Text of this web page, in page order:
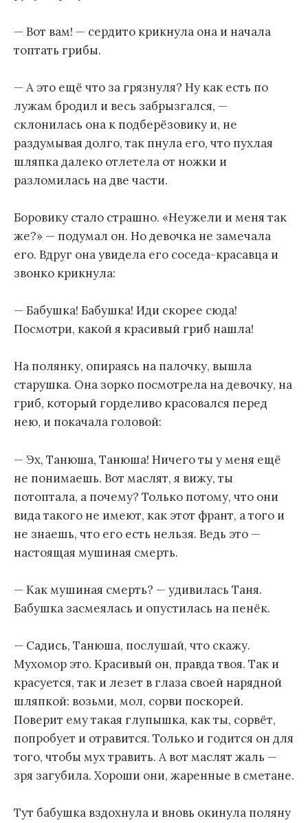
— Вот вам! — сердито крикнула она и начала
топтать грибы.
— А это ещё что за грязнуля? Ну как есть по
лужам бродил и весь забрызгался, —
склонилась она к подберёзовику и, не
раздумывая долго, так пнула его, что пухлая
шляпка далеко отлетела от ножки и
разломилась на две части.
Боровику стало страшно. «Неужели и меня так
же?» — подумал он. Но девочка не замечала
его. Вдруг она увидела его соседа-красавца и
звонко крикнула:
— Бабушка! Бабушка! Иди скорее сюда!
Посмотри, какой я красивый гриб нашла!
На полянку, опираясь на палочку, вышла
старушка. Она зорко посмотрела на девочку, на
гриб, который горделиво красовался перед
нею, и покачала головой:
— Эх, Танюша, Танюша! Ничего ты у меня ещё
не понимаешь. Вот маслят, я вижу, ты
потоптала, а почему? Только потому, что они
вида такого не имеют, как этот франт, а того и
не знаешь, что его есть нельзя. Ведь это —
настоящая мушиная смерть.
— Как мушиная смерть? — удивилась Таня.
Бабушка засмеялась и опустилась на пенёк.
— Садись, Танюша, послушай, что скажу.
Мухомор это. Красивый он, правда твоя. Так и
красуется, так и лезет в глаза своей нарядной
шляпкой: возьми, мол, сорви поскорей.
Поверит ему такая глупышка, как ты, сорвёт,
попробует и отравится. Только и годится он для
того, чтобы мух травить. А вот маслят жаль —
зря загубила. Хороши они, жаренные в сметане.
Тут бабушка вздохнула и вновь окинула поляну